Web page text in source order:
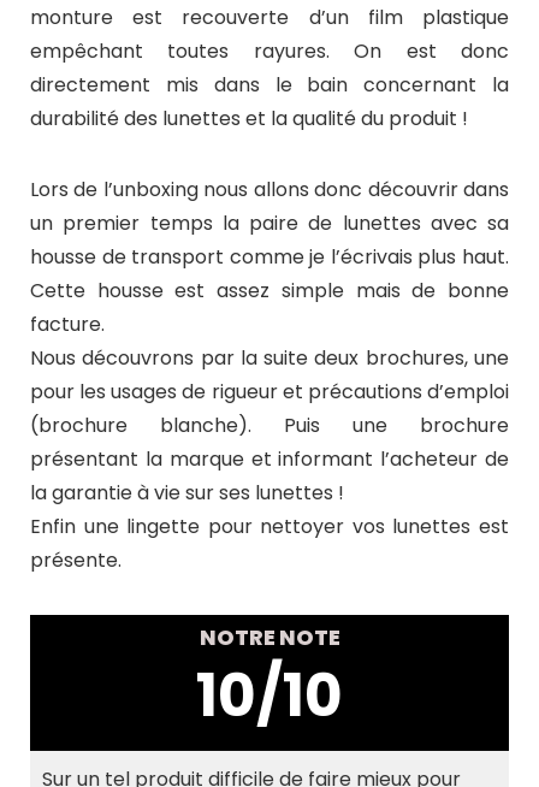
monture est recouverte d’un film plastique
empêchant toutes rayures. On est donc
directement mis dans le bain concernant la
durabilité des lunettes et la qualité du produit !
Lors de l’unboxing nous allons donc découvrir dans
un premier temps la paire de lunettes avec sa
housse de transport comme je l’écrivais plus haut.
Cette housse est assez simple mais de bonne
facture.
Nous découvrons par la suite deux brochures, une
pour les usages de rigueur et précautions d’emploi
(brochure blanche). Puis une brochure
présentant la marque et informant l’acheteur de
la garantie à vie sur ses lunettes !
Enfin une lingette pour nettoyer vos lunettes est
présente.
NOTRE NOTE
10/10
Sur un tel produit difficile de faire mieux pour